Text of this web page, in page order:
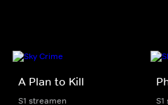
A Plan to Kill
S1 streamen